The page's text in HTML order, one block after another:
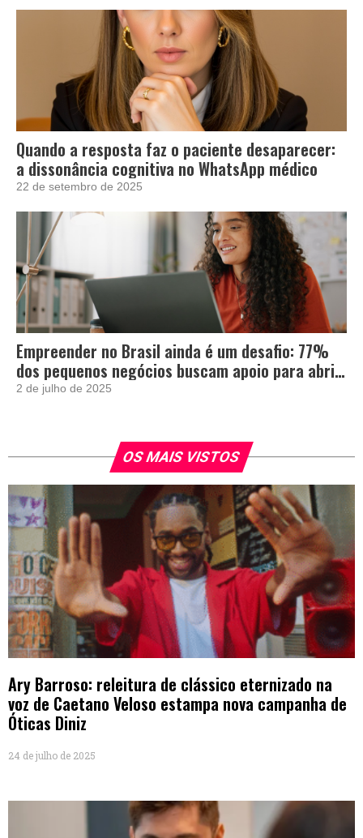
Quando a resposta faz o paciente desaparecer:
a dissonância cognitiva no WhatsApp médico
22 de setembro de 2025
Empreender no Brasil ainda é um desafio: 77%
dos pequenos negócios buscam apoio para abrir
e crescer
2 de julho de 2025
OS MAIS VISTOS
Ary Barroso: releitura de clássico eternizado na
voz de Caetano Veloso estampa nova campanha de
Óticas Diniz
24 de julho de 2025